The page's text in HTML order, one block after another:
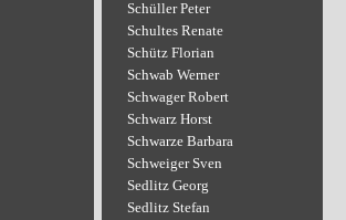
Schüller Peter
Schultes Renate
Schütz Florian
Schwab Werner
Schwager Robert
Schwarz Horst
Schwarze Barbara
Schweiger Sven
Sedlitz Georg
Sedlitz Stefan